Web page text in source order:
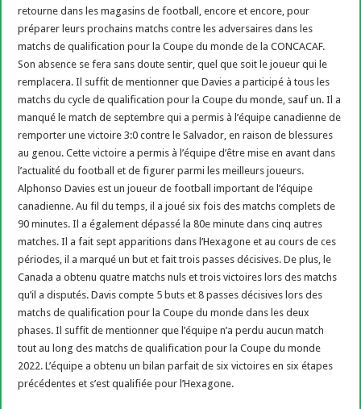
retourne dans les magasins de football, encore et encore, pour
préparer leurs prochains matchs contre les adversaires dans les
matchs de qualification pour la Coupe du monde de la CONCACAF.
Son absence se fera sans doute sentir, quel que soit le joueur qui le
remplacera. Il suffit de mentionner que Davies a participé à tous les
matchs du cycle de qualification pour la Coupe du monde, sauf un. Il a
manqué le match de septembre qui a permis à l’équipe canadienne de
remporter une victoire 3:0 contre le Salvador, en raison de blessures
au genou. Cette victoire a permis à l’équipe d’être mise en avant dans
l’actualité du football et de figurer parmi les meilleurs joueurs.
Alphonso Davies est un joueur de football important de l’équipe
canadienne. Au fil du temps, il a joué six fois des matchs complets de
90 minutes. Il a également dépassé la 80e minute dans cinq autres
matches. Il a fait sept apparitions dans l’Hexagone et au cours de ces
périodes, il a marqué un but et fait trois passes décisives. De plus, le
Canada a obtenu quatre matchs nuls et trois victoires lors des matchs
qu’il a disputés. Davis compte 5 buts et 8 passes décisives lors des
matchs de qualification pour la Coupe du monde dans les deux
phases. Il suffit de mentionner que l’équipe n’a perdu aucun match
tout au long des matchs de qualification pour la Coupe du monde
2022. L’équipe a obtenu un bilan parfait de six victoires en six étapes
précédentes et s’est qualifiée pour l’Hexagone.